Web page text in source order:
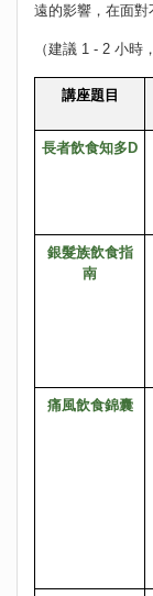
遠的影響，在面對
（建議 1 - 2 小時
講座題目
長者飲食知多D
銀髮族飲食指
南
痛風飲食錦囊